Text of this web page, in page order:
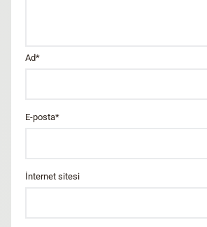
Ad*
E-posta*
İnternet sitesi